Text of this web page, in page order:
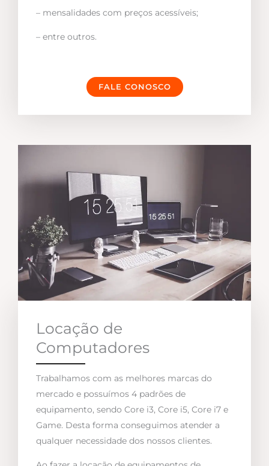
– mensalidades com preços acessíveis;
– entre outros.
FALE CONOSCO
Locação de
Computadores
Trabalhamos com as melhores marcas do
mercado e possuímos 4 padrões de
equipamento, sendo Core i3, Core i5, Core i7 e
Game. Desta forma conseguimos atender a
qualquer necessidade dos nossos clientes.